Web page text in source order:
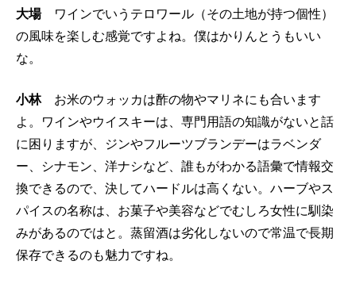
大場ワインでいうテロワール（その土地が持つ個性）
の風味を楽しむ感覚ですよね。僕はかりんとうもいい
な。
小林お米のウォッカは酢の物やマリネにも合います
よ。ワインやウイスキーは、専門用語の知識がないと話
に困りますが、ジンやフルーツブランデーはラベンダ
ー、シナモン、洋ナシなど、誰もがわかる語彙で情報交
換できるので、決してハードルは高くない。ハーブやス
パイスの名称は、お菓子や美容などでむしろ女性に馴染
みがあるのではと。蒸留酒は劣化しないので常温で長期
保存できるのも魅力ですね。